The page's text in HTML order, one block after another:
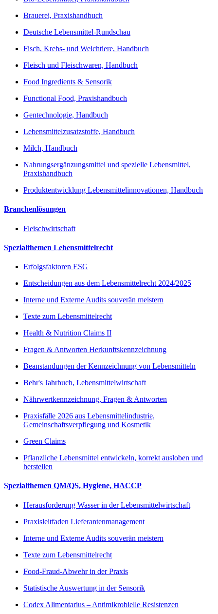
Brauerei, Praxishandbuch
Deutsche Lebensmittel-Rundschau
Fisch, Krebs- und Weichtiere, Handbuch
Fleisch und Fleischwaren, Handbuch
Food Ingredients & Sensorik
Functional Food, Praxishandbuch
Gentechnologie, Handbuch
Lebensmittelzusatzstoffe, Handbuch
Milch, Handbuch
Nahrungsergänzungsmittel und spezielle Lebensmittel,
Praxishandbuch
Produktentwicklung Lebensmittelinnovationen, Handbuch
Branchenlösungen
Fleischwirtschaft
Spezialthemen Lebensmittelrecht
Erfolgsfaktoren ESG
Entscheidungen aus dem Lebensmittelrecht 2024/2025
Interne und Externe Audits souverän meistern
Texte zum Lebensmittelrecht
Health & Nutrition Claims II
Fragen & Antworten Herkunftskennzeichnung
Beanstandungen der Kennzeichnung von Lebensmitteln
Behr's Jahrbuch, Lebensmittelwirtschaft
Nährwertkennzeichnung, Fragen & Antworten
Praxisfälle 2026 aus Lebensmittelindustrie,
Gemeinschaftsverpflegung und Kosmetik
Green Claims
Pflanzliche Lebensmittel entwickeln, korrekt ausloben und
herstellen
Spezialthemen QM/QS, Hygiene, HACCP
Herausforderung Wasser in der Lebensmittelwirtschaft
Praxisleitfaden Lieferantenmanagement
Interne und Externe Audits souverän meistern
Texte zum Lebensmittelrecht
Food-Fraud-Abwehr in der Praxis
Statistische Auswertung in der Sensorik
Codex Alimentarius – Antimikrobielle Resistenzen